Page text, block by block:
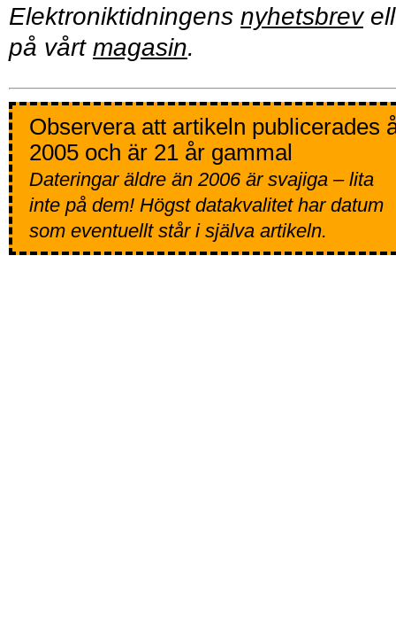
Elektroniktidningens nyhetsbrev
på vårt magasin.
Observera att artikeln publicerades
2005 och är 21 år gammal
Dateringar äldre än 2006 är svajiga – lita
inte på dem! Högst datakvalitet har datum
som eventuellt står i själva artikeln.